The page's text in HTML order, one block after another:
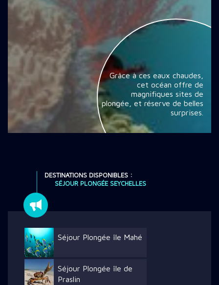
Grâce à ces eaux chaudes,
cet océan offre de
magnifiques sites de
plongée, et réserve de belles
surprises.
DESTINATIONS DISPONIBLES :
SÉJOUR PLONGÉE SEYCHELLES
Séjour Plongée île Mahé
Séjour Plongée île de
Praslin